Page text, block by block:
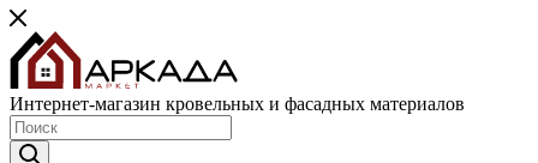
Интернет-магазин кровельных и фасадных материалов